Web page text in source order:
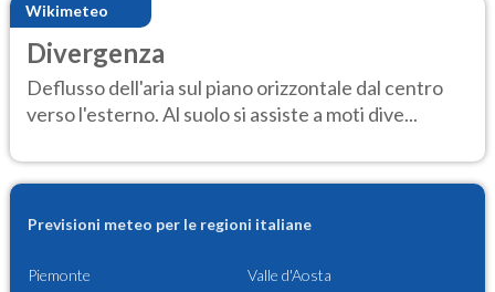
Wikimeteo
Divergenza
Deflusso dell'aria sul piano orizzontale dal centro
verso l'esterno. Al suolo si assiste a moti dive...
Previsioni meteo per le regioni italiane
Piemonte Valle d'Aosta